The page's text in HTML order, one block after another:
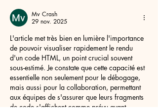
Mv Crash
29 nov. 2025
L'article met très bien en lumière l'importance
de pouvoir visualiser rapidement le rendu
d'un code HTML, un point crucial souvent
sous-estimé. Je constate que cette capacité est
essentielle non seulement pour le débogage,
mais aussi pour la collaboration, permettant
aux équipes de s'assurer que leurs fragments
de code s'affichent comme prévu avant